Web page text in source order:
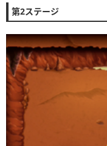
第2ステージ